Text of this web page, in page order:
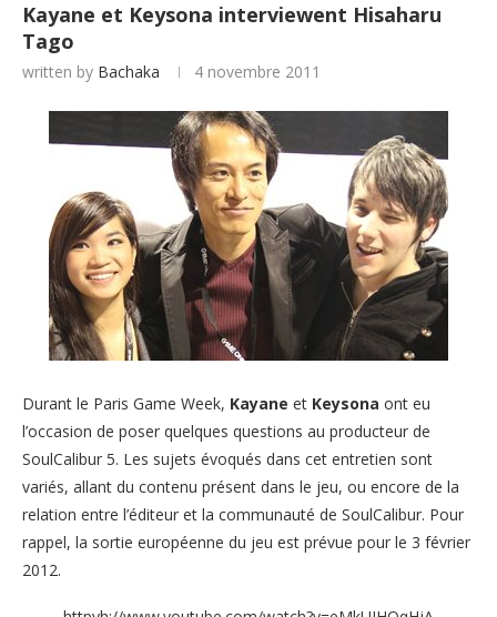
Kayane et Keysona interviewent Hisaharu
Tago
written by Bachaka 4 novembre 2011
Durant le Paris Game Week, Kayane et Keysona ont eu
l’occasion de poser quelques questions au producteur de
SoulCalibur 5. Les sujets évoqués dans cet entretien sont
variés, allant du contenu présent dans le jeu, ou encore de la
relation entre l’éditeur et la communauté de SoulCalibur. Pour
rappel, la sortie européenne du jeu est prévue pour le 3 février
2012.